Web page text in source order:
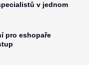
v jednom
pro eshopaře